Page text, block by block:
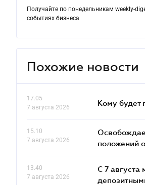
Получайте по понедельникам weekly-
событиях бизнеса
Похожие новости
17.05
7 августа 2026
Кому будет
15.10
7 августа 2026
положений
13.40
7 августа 2026
С 7